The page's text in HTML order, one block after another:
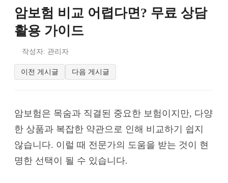
암보험 비교 어렵다면? 무료 상담
활용 가이드
작성자: 관리자
이전 게시글 다음 게시글
암보험은 목숨과 직결된 중요한 보험이지만, 다양
한 상품과 복잡한 약관으로 인해 비교하기 쉽지
않습니다. 이럴 때 전문가의 도움을 받는 것이 현
명한 선택이 될 수 있습니다.